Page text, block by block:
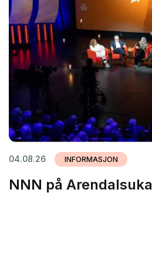
04.08.26 INFORMASJON
NNN på Arendalsuka